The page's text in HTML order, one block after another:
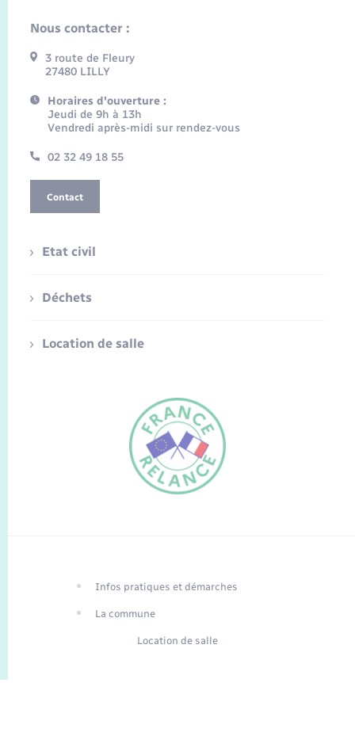
Traduction du
Nous contacter :
3 route de Fleury
27480 LILLY
Horaires d'ouverture :
Jeudi de 9h à 13h
Vendredi après-midi sur rendez-vous
02 32 49 18 55
Contact
Etat civil
Déchets
Location de salle
Infos pratiques et démarches
La commune
Location de salle